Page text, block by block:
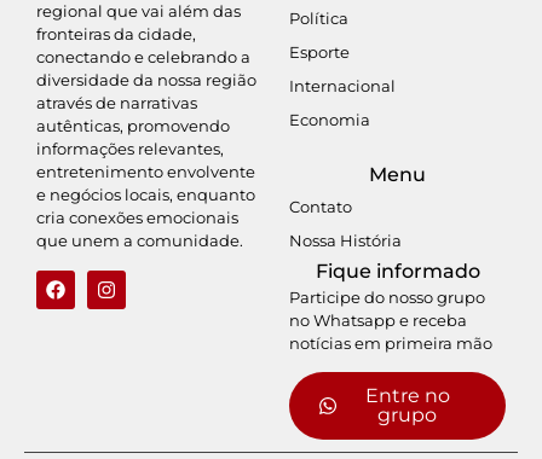
regional que vai além das
fronteiras da cidade,
conectando e celebrando a
diversidade da nossa região
através de narrativas
autênticas, promovendo
informações relevantes,
entretenimento envolvente
e negócios locais, enquanto
cria conexões emocionais
que unem a comunidade.
Política
Esporte
Internacional
Economia
Menu
Contato
Nossa História
Fique informado
Participe do nosso grupo
no Whatsapp e receba
notícias em primeira mão
Entre no
grupo